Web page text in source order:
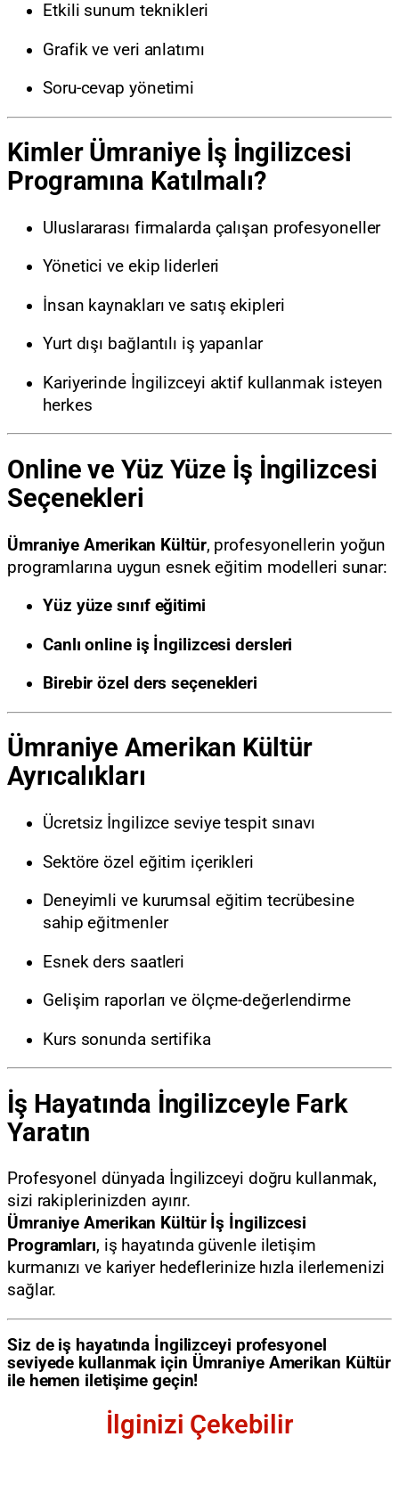
Etkili sunum teknikleri
Grafik ve veri anlatımı
Soru-cevap yönetimi
Kimler Ümraniye İş İngilizcesi
Programına Katılmalı?
Uluslararası firmalarda çalışan profesyoneller
Yönetici ve ekip liderleri
İnsan kaynakları ve satış ekipleri
Yurt dışı bağlantılı iş yapanlar
Kariyerinde İngilizceyi aktif kullanmak isteyen
herkes
Online ve Yüz Yüze İş İngilizcesi
Seçenekleri
Ümraniye Amerikan Kültür, profesyonellerin yoğun
programlarına uygun esnek eğitim modelleri sunar:
Yüz yüze sınıf eğitimi
Canlı online iş İngilizcesi dersleri
Birebir özel ders seçenekleri
Ümraniye Amerikan Kültür
Ayrıcalıkları
Ücretsiz İngilizce seviye tespit sınavı
Sektöre özel eğitim içerikleri
Deneyimli ve kurumsal eğitim tecrübesine
sahip eğitmenler
Esnek ders saatleri
Gelişim raporları ve ölçme-değerlendirme
Kurs sonunda sertifika
İş Hayatında İngilizceyle Fark
Yaratın
Profesyonel dünyada İngilizceyi doğru kullanmak,
sizi rakiplerinizden ayırır.
Ümraniye Amerikan Kültür İş İngilizcesi
Programları, iş hayatında güvenle iletişim
kurmanızı ve kariyer hedeflerinize hızla ilerlemenizi
sağlar.
Siz de iş hayatında İngilizceyi profesyonel
seviyede kullanmak için Ümraniye Amerikan Kültür
ile hemen iletişime geçin!
İlginizi Çekebilir